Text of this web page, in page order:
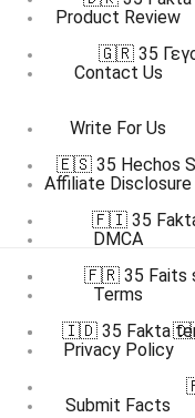
Product Review
Contact Us
Write For Us
Affiliate Disclosure
DMCA
Terms
Privacy Policy
Submit Facts
🇬🇷 35
🇪🇸 35 Hechos
🇫🇮 35
🇫🇷 35 Faits
🇮🇩 35 Fakta